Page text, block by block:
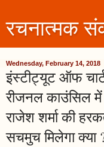
रचनात्मक
Wednesday, February 14, 2018
इंस्टीट्यूट ऑफ
रीजनल काउंसिल
राजेश शर्मा की
सचमुच मिलेगा क्या